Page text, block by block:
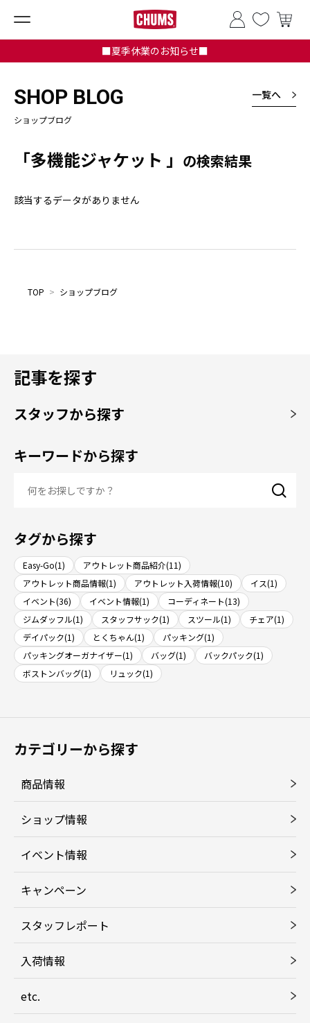
■夏季休業のお知らせ■
SHOP BLOG
ショップブログ
一覧へ
「多機能ジャケット 」 の検索結果
該当するデータがありません
TOP > ショップブログ
記事を探す
スタッフから探す
キーワードから探す
タグから探す
Easy-Go(1)
アウトレット商品紹介(11)
アウトレット商品情報(1)
アウトレット入荷情報(10)
イス(1)
イベント(36)
イベント情報(1)
コーディネート(13)
ジムダッフル(1)
スタッフサック(1) スツール(1)
チェア(1)
デイパック(1)
とくちゃん(1)
パッキング(1)
パッキングオーガナイザー(1)
バッグ(1)
バックパック(1)
ボストンバッグ(1)
リュック(1)
カテゴリーから探す
商品情報
ショップ情報
イベント情報
キャンペーン
スタッフレポート
入荷情報
etc.